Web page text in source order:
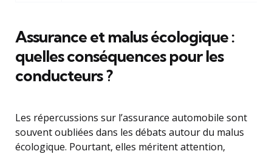
Assurance et malus écologique :
quelles conséquences pour les
conducteurs ?
Les répercussions sur l’assurance automobile sont
souvent oubliées dans les débats autour du malus
écologique. Pourtant, elles méritent attention,